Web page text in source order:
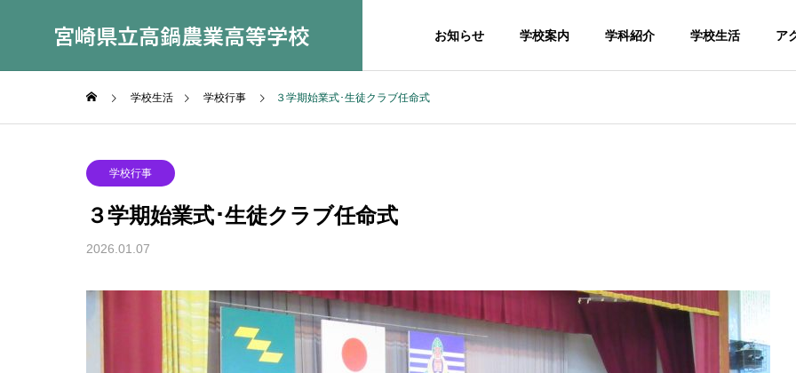
宮崎県立高鍋農業高等学校 お知らせ 学校案内 学科紹介 学校生活 ア
園芸科学科
Horticultural
畜産科学科 食品科
学校生活 学校行事 ３学期始業式･生徒クラブ任命式
学校行事
３学期始業式･生徒クラブ任命式
2026.01.07